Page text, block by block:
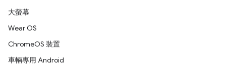
大螢幕
Wear OS
ChromeOS 裝置
車輛專用 Android